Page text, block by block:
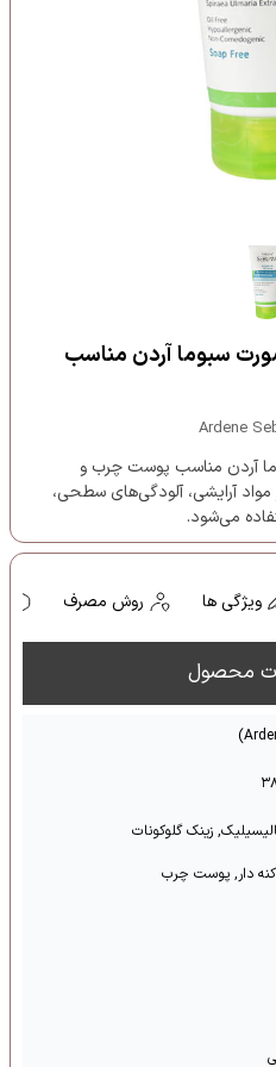
سبوما آردن مناسب
Ardene
آردن مناسب پوست چرب و
آرایشی، آلودگی‌های سطحی،
می‌شود.
ویژگی ها روش مصرف
محصول
زینک گلوکونات
دار, پوست چرب